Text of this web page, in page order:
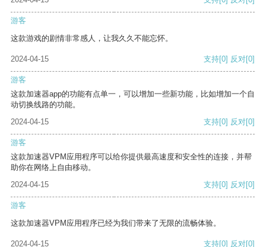
游客
这款游戏的剧情非常感人，让我久久不能忘怀。
2024-04-15 支持[0] 反对[0]
游客
这款加速器app的功能有点单一，可以增加一些新功能，比如增加一个自
动切换线路的功能。
2024-04-15
支持[0] 反对[0]
游客
这款加速器VPM应用程序可以给你提供最高速度和安全性的连接，并帮
助你在网络上自由移动。
2024-04-15
支持[0] 反对[0]
游客
这款加速器VPM应用程序已经为我们带来了无限的流畅体验。
2024-04-15 支持[0] 反对[0]